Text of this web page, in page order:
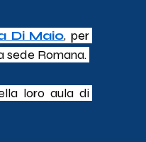
Di Maio, per
sede Romana.
loro aula di